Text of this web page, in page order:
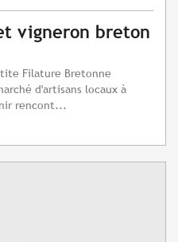
vigneron breton
Filature Bretonne
d'artisans locaux à
rencont...